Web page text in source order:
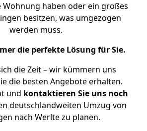
Wohnung haben oder ein großes
besitzen, was umgezogen
werden muss.
die perfekte Lösung für Sie.
die Zeit – wir kümmern uns
die besten Angebote erhalten.
und kontaktieren Sie uns noch
deutschlandweiten Umzug von
nach Werlte zu planen.